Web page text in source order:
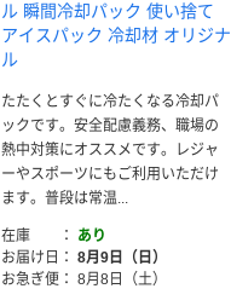
ル 瞬間冷却パック 使い捨て
アイスパック 冷却材 オリジナ
ル
たたくとすぐに冷たくなる冷却パ
ックです。安全配慮義務、職場の
熱中対策にオススメです。レジャ
ーやスポーツにもご利用いただけ
ます。普段は常温...
在庫
あり
お届け日
8月9日（日）
お急ぎ便
8月8日（土）